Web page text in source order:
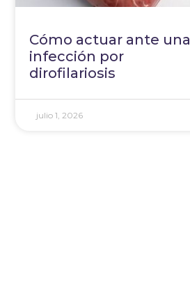
Cómo actuar ante una
infección por
dirofilariosis
julio 1, 2026